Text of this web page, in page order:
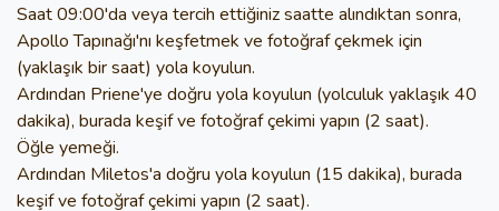
Saat 09:00'da veya tercih ettiğiniz saatte alındıktan sonra,
Apollo Tapınağı'nı keşfetmek ve fotoğraf çekmek için
(yaklaşık bir saat) yola koyulun.
Ardından Priene'ye doğru yola koyulun (yolculuk yaklaşık 40
dakika), burada keşif ve fotoğraf çekimi yapın (2 saat).
Öğle yemeği.
Ardından Miletos'a doğru yola koyulun (15 dakika), burada
keşif ve fotoğraf çekimi yapın (2 saat).